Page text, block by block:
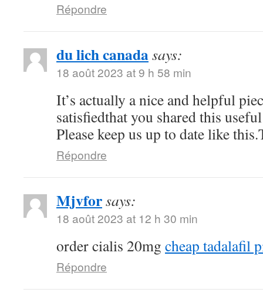
Répondre
du lich canadasays:
18 août 2023 at 9 h 58 min
It’s actually a nice and helpful
satisfiedthat you shared this
Please keep us up to date like
Répondre
Mjvforsays:
18 août 2023 at 12 h 30 min
order cialis 20mg cheap tadalafil
Répondre